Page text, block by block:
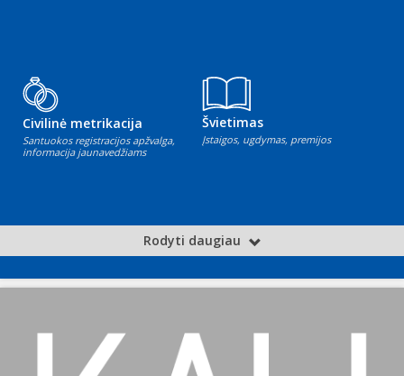
Civilinė metrikacija
Santuokos registracijos apžvalga,
informacija jaunavedžiams
Švietimas
Įstaigos, ugdymas, premijos
Rodyti daugiau